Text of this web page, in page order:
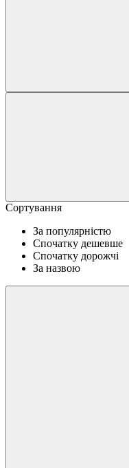
Сортування
За популярністю
Спочатку дешевше
Спочатку дорожчі
За назвою